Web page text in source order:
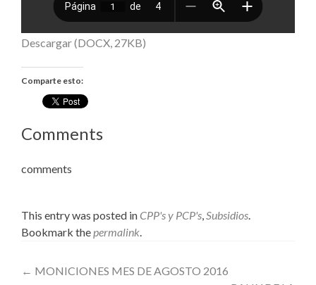
Descargar (DOCX, 27KB)
Comparte esto:
Comments
comments
This entry was posted in CPP's y PCP's,Subsidios.
Bookmark thepermalink.
Post
← MONICIONES MES DE AGOSTO 2016